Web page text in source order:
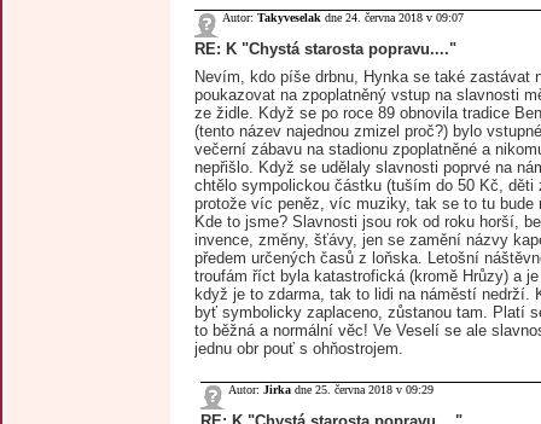
Autor: Takyveselak dne 24. června 2018 v 09:07
RE: K "Chystá starosta popravu...."
Nevím, kdo píše drbnu, Hynka se také zastávat
poukazovat na zpoplatněný vstup na slavnosti
ze židle. Když se po roce 89 obnovila tradice
(tento název najednou zmizel proč?) bylo
večerní zábavu na stadionu zpoplatněné a
nepřišlo. Když se udělaly slavnosti poprvé na
chtělo sympolickou částku (tuším do 50 Kč, děti
protože víc peněz, víc muziky, tak se to tu bude
Kde to jsme? Slavnosti jsou rok od roku horší,
invence, změny, šťávy, jen se zamění názvy
předem určených časů z loňska. Letošní
troufám říct byla katastrofická (kromě Hrůzy) a
když je to zdarma, tak to lidi na náměstí nedrží.
byť symbolicky zaplaceno, zůstanou tam. Platí
to běžná a normální věc! Ve Veselí se ale
jednu obr pouť s ohňostrojem.
Autor: Jirka dne 25. června 2018 v 09:29